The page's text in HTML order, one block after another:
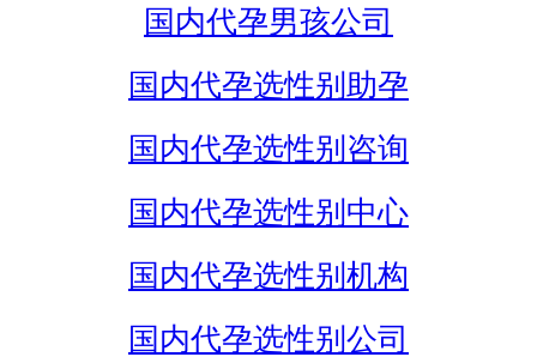
国内代孕男孩公司
国内代孕选性别助孕
国内代孕选性别咨询
国内代孕选性别中心
国内代孕选性别机构
国内代孕选性别公司